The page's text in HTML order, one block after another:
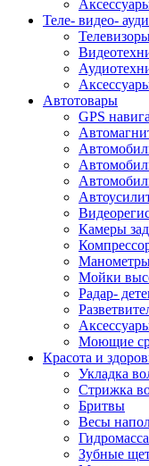
Теле- видео-
Автотовары
GPS
Камеры
Мойки
Радар-
Моющие
Красота и
Укладка
Стрижка
Бритвы
Весы
Зубные